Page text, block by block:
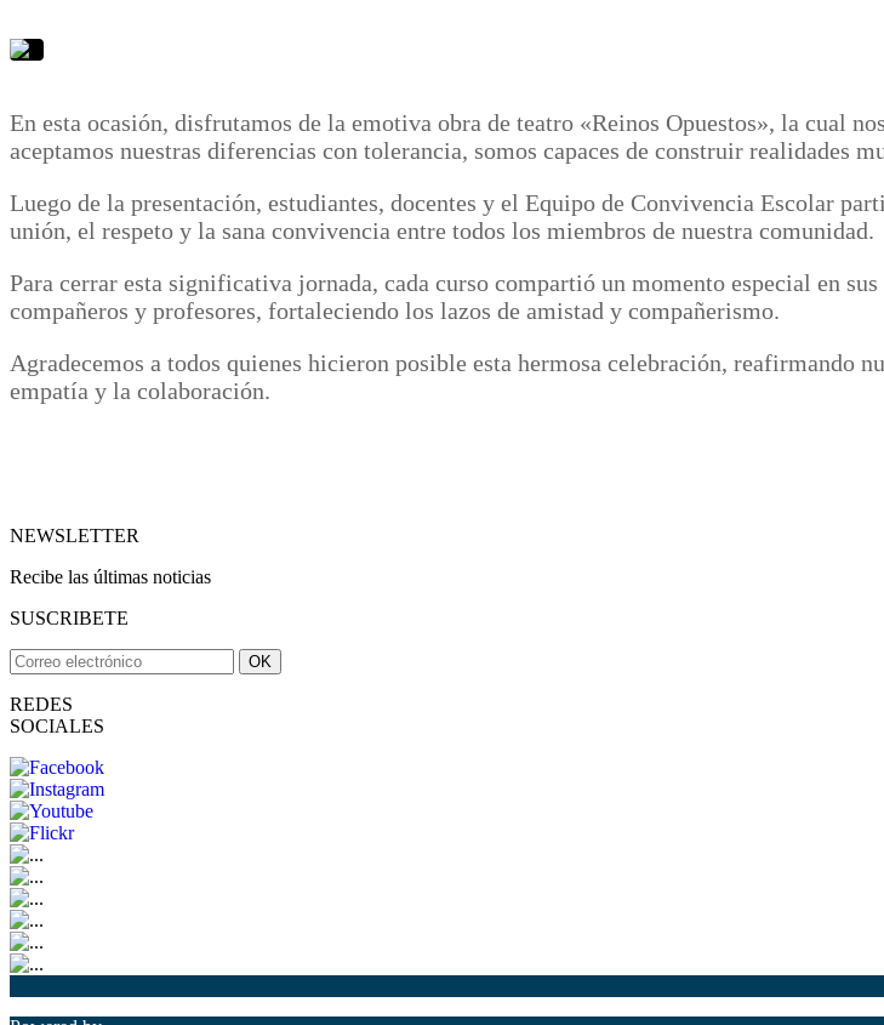
En esta ocasión, disfrutamos de la emotiva obra de teatro «Reinos Opuestos», la cual
aceptamos nuestras diferencias con tolerancia, somos capaces de construir realidades
Luego de la presentación, estudiantes, docentes y el Equipo de Convivencia Escolar
unión, el respeto y la sana convivencia entre todos los miembros de nuestra comunidad.
Para cerrar esta significativa jornada, cada curso compartió un momento especial en
compañeros y profesores, fortaleciendo los lazos de amistad y compañerismo.
Agradecemos a todos quienes hicieron posible esta hermosa celebración, reafirmando
empatía y la colaboración.
NEWSLETTER
Recibe las últimas noticias
SUSCRIBETE
OK
REDES
SOCIALES